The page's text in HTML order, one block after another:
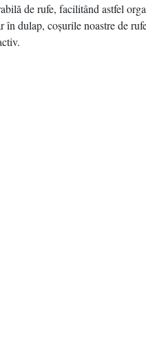
de rufe, facilitând astfel
în dulap, coșurile noastre de